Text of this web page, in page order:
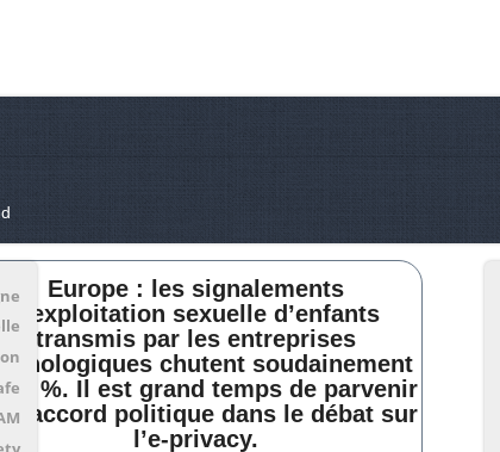
Europe : les signalements
d'exploitation sexuelle d’enfants
transmis par les entreprises
chutent soudainement
46 %. Il est grand temps de parvenir
accord politique dans le débat sur
l’e-privacy.